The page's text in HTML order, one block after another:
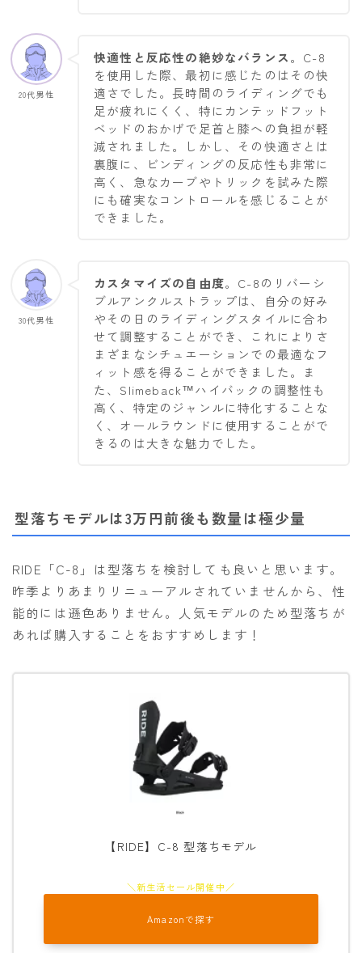
20代男性
快適性と反応性の絶妙なバランス。C-8
を使用した際、最初に感じたのはその快
適さでした。長時間のライディングでも
足が疲れにくく、特にカンテッドフット
ベッドのおかげで足首と膝への負担が軽
減されました。しかし、その快適さとは
裏腹に、ビンディングの反応性も非常に
高く、急なカーブやトリックを試みた際
にも確実なコントロールを感じることが
できました。
30代男性
カスタマイズの自由度。C-8のリバーシ
ブルアンクルストラップは、自分の好み
やその日のライディングスタイルに合わ
せて調整することができ、これによりさ
まざまなシチュエーションでの最適なフ
ィット感を得ることができました。ま
た、Slimeback™ハイバックの調整性も
高く、特定のジャンルに特化することな
く、オールラウンドに使用することがで
きるのは大きな魅力でした。
型落ちモデルは3万円前後も数量は極少量
RIDE「C-8」は型落ちを検討しても良いと思います。
昨季よりあまりリニューアルされていませんから、性
能的には遜色ありません。人気モデルのため型落ちが
あれば購入することをおすすめします！
【RIDE】C-8 型落ちモデル
Amazonで探す